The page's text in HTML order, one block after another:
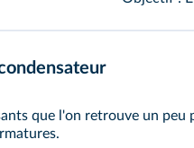
que l'on retrouve un